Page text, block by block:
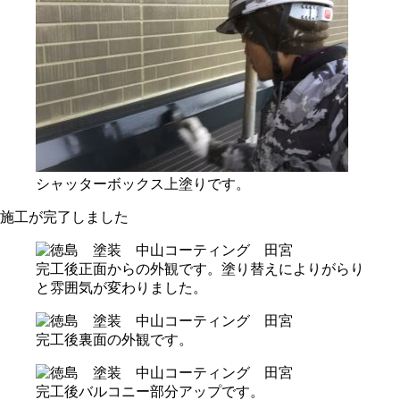
シャッターボックス上塗りです。
施工が完了しました
完工後正面からの外観です。塗り替えによりがらり
と雰囲気が変わりました。
完工後裏面の外観です。
完工後バルコニー部分アップです。